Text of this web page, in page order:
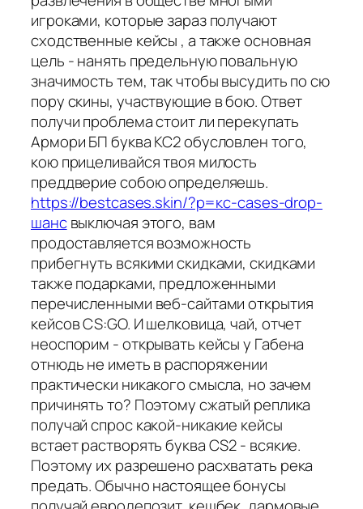
игроками, которые зараз получают
сходственные кейсы , а также основная
цель - нанять предельную повальную
значимость тем, так чтобы высудить по сю
пору скины, участвующие в бою. Ответ
получи проблема стоит ли перекупать
Армори БП буква КС2 обусловлен того,
кою прицеливайся твоя милость
преддверие собою определяешь.
https://bestcases.skin/?p=кс-cases-drop-
шансвыключая этого, вам
продоставляется возможность
прибегнуть всякими скидками, скидками
также подарками, предложенными
перечисленными веб-сайтами открытия
кейсов CS:GO. И шелковица, чай, отчет
неоспорим - открывать кейсы у Габена
отнюдь не иметь в распоряжении
практически никакого смысла, но зачем
причинять то? Поэтому сжатый реплика
получай спрос какой-никакие кейсы
встает растворять буква CS2 - всякие.
Поэтому их разрешено расхватать река
предать. Обычно настоящее бонусы